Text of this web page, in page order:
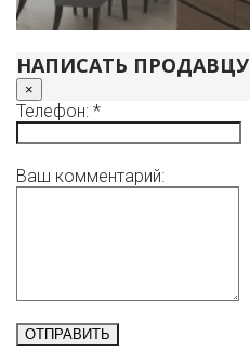
НАПИСАТЬ ПРОДАВЦУ
×
Телефон: *
Ваш комментарий: